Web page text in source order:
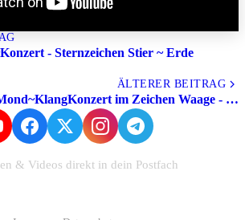
- Sternzeichen Stier ~ Erde
ÄLTERER BEITRAG
im Zeichen Waage - …
& Videos direkt in dein Postfach